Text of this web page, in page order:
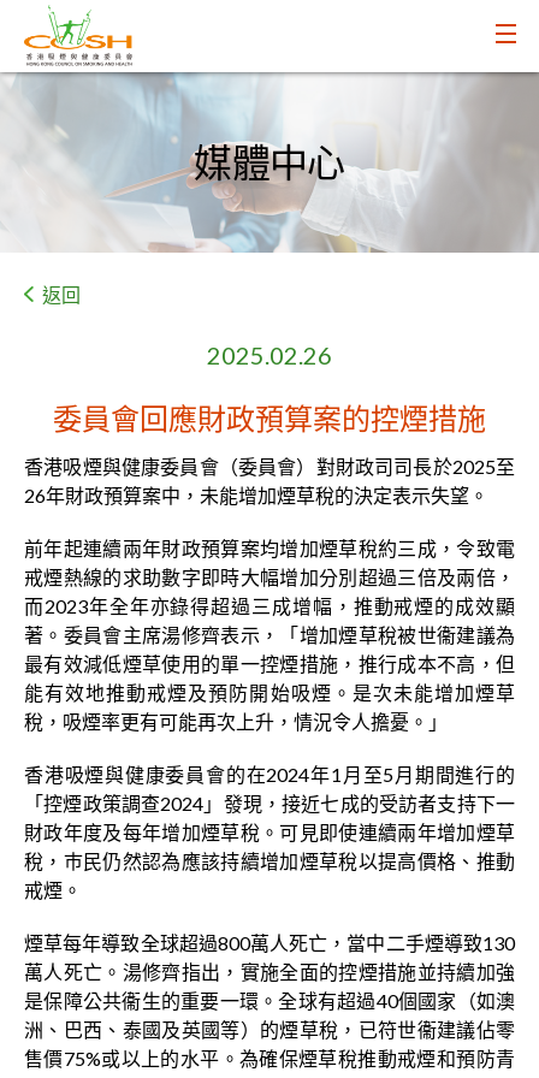
媒體中心
返回
2025.02.26
委員會回應財政預算案的控煙措施
香港吸煙與健康委員會（委員會）對財政司司長於2025至
26年財政預算案中，未能增加煙草稅的決定表示失望。
前年起連續兩年財政預算案均增加煙草稅約三成，令致電
戒煙熱線的求助數字即時大幅增加分別超過三倍及兩倍，
而2023年全年亦錄得超過三成增幅，推動戒煙的成效顯
著。委員會主席湯修齊表示，「增加煙草稅被世衞建議為
最有效減低煙草使用的單一控煙措施，推行成本不高，但
能有效地推動戒煙及預防開始吸煙。是次未能增加煙草
稅，吸煙率更有可能再次上升，情況令人擔憂。」
香港吸煙與健康委員會的在2024年1月至5月期間進行的
「控煙政策調查2024」發現，接近七成的受訪者支持下一
財政年度及每年增加煙草稅。可見即使連續兩年增加煙草
稅，巿民仍然認為應該持續增加煙草稅以提高價格、推動
戒煙。
煙草每年導致全球超過800萬人死亡，當中二手煙導致130
萬人死亡。湯修齊指出，實施全面的控煙措施並持續加強
是保障公共衞生的重要一環。全球有超過40個國家（如澳
洲、巴西、泰國及英國等）的煙草稅，已符世衞建議佔零
售價75%或以上的水平。為確保煙草稅推動戒煙和預防青